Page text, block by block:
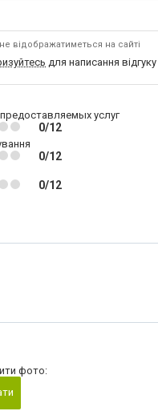
відображатиметься на сайті
для написання відгуку
услуг
0/12
0/12
0/12
фото: